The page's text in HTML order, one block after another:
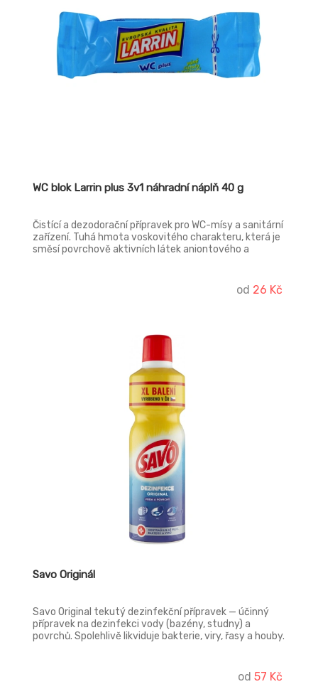
WC blok Larrin plus 3v1 náhradní náplň 40 g
Čistící a dezodorační přípravek pro WC-mísy a sanitární
zařízení. Tuhá hmota voskovitého charakteru, která je
směsí povrchově aktivních látek aniontového a
od 26 Kč
Savo Originál
Savo Original tekutý dezinfekční přípravek — účinný
přípravek na dezinfekci vody (bazény, studny) a
povrchů. Spolehlivě likviduje bakterie, viry, řasy a houby.
pachy. Vyniká mimořádně vysokou čistotou, dlouhou
záruční lhůtou a unikátní ekologickou hodnotou, pro
od 57 Kč